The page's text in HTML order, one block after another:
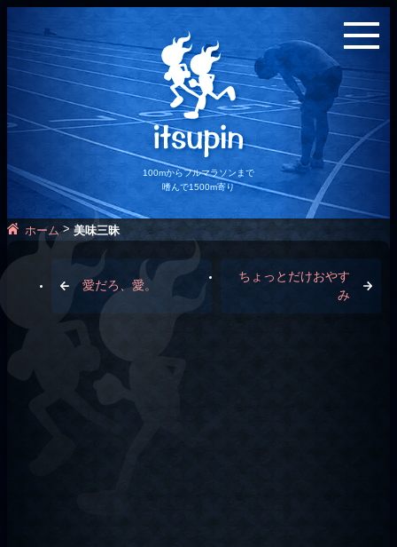
100mからフルマラソンまで
嗜んで1500m寄り
ホーム>美味三昧
愛だろ、愛。
ちょっとだけおやす
み